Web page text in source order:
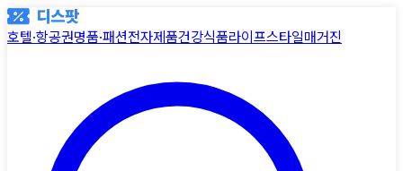
호텔·항공권명품·패션전자제품건강식품라이프스타일매거진